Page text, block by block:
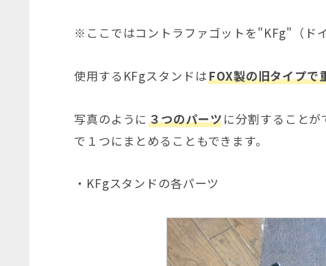
※ここではコントラファゴットを"KFg"（ドイ
使用するKFgスタンドはFOX製の旧タイプ
写真のように ３つのパーツに分割すること
で１つにまとめることもできます。
・KFgスタンドの各パーツ